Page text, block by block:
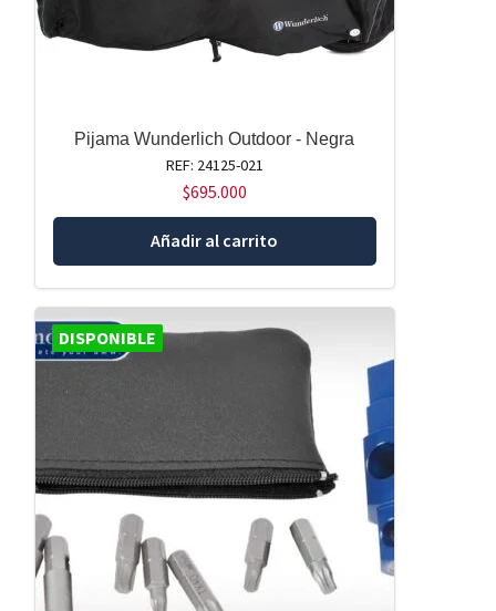
Pijama Wunderlich Outdoor - Negra
REF: 24125-021
$695.000
Añadir al carrito
DISPONIBLE